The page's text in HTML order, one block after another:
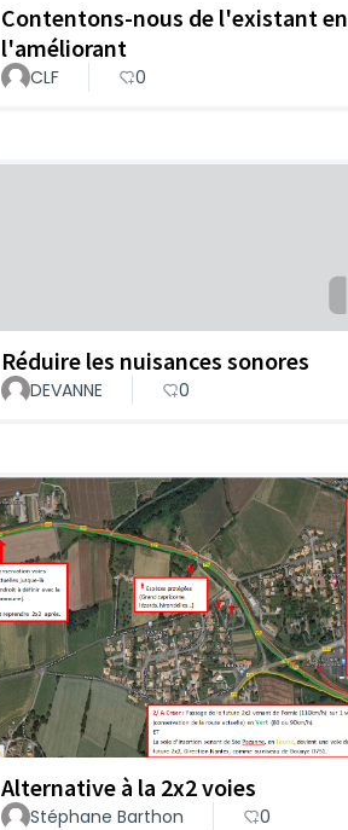
Contentons-nous de l'existant en
l'améliorant
CLF 0
Réduire les nuisances sonores
DEVANNE 0
Alternative à la 2x2 voies
Stéphane Barthon 0